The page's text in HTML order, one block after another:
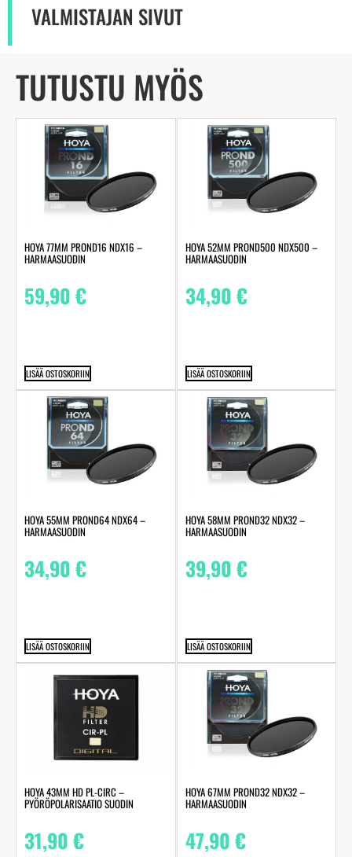
VALMISTAJAN SIVUT
TUTUSTU MYÖS
HOYA 77MM PROND16 NDX16 –
HARMAASUODIN
59,90€
LISÄÄ OSTOSKORIIN
HOYA 52MM PROND500 NDX500 –
HARMAASUODIN
34,90€
LISÄÄ OSTOSKORIIN
HOYA 55MM PROND64 NDX64 –
HARMAASUODIN
34,90€
LISÄÄ OSTOSKORIIN
HOYA 58MM PROND32 NDX32 –
HARMAASUODIN
39,90€
LISÄÄ OSTOSKORIIN
HOYA 43MM HD PL-CIRC –
PYÖRÖPOLARISAATIO SUODIN
31,90€
HOYA 67MM PROND32 NDX32 –
HARMAASUODIN
47,90€